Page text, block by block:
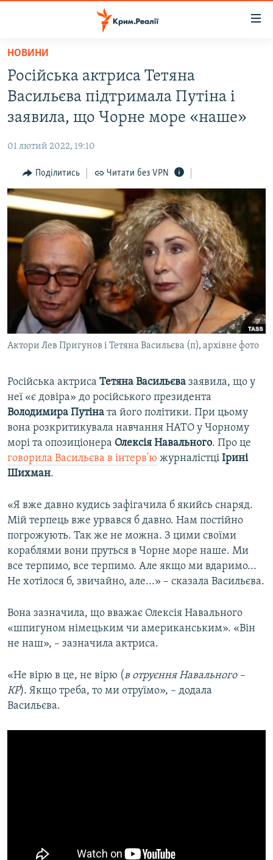
Перейти
основного
матеріалу
до
основної
Перейти
до
пошуку
БЛОГИ
ПОГЛЯД
ІНТЕРВ'Ю
ВСЕ ЗА ДЕНЬ
СПЕЦПРОЕКТИ
ДЕПОРТАЦІЯ
ВІДЕОУРОКИ «ELIFBE»
СВІДЧЕННЯ ОКУПАЦІЇ
УКРАЇНСЬКА ПРОБЛЕМА КРИМУ
ІНФОГРАФІКА
ЯК ОБІЙТИ БЛОКУВАННЯ
Русский
Qırımtatar
ДОЛУЧАЙСЯ!
Усі сайти RFE/RL
НОВИНИ
Російська актриса Тетяна
Васильєва підтримала Путіна і
заявила, що Чорне море «наше»
01 лютий 2022, 19:10
Поділитись Читати без VPN
Актори Лев Пригунов і Тетяна Васильєва (п), архівне фото
Російська актриса Тетяна Васильєва заявила, що у
неї «є довіра» до російського президента
Володимира Путіна та його політики. При цьому
вона розкритикувала навчання НАТО у Чорному
морі та опозиціонера Олексія Навального. Про це
говорила Васильєва в інтерв'ю журналістці Ірині
Шихман.
«Я вже давно кудись зафігачила б якийсь снаряд.
Мій терпець вже урвався б давно. Нам постійно
погрожують. Так же не можна. З цими своїми
кораблями вони пруться в Чорне море наше. Ми
все терпимо, все терпимо. Але якщо ми вдаримо...
Не хотілося б, звичайно, але...» – сказала Васильєва.
Вона зазначила, що вважає Олексія Навального
«шпигуном німецьким чи американським». «Він
не наш», – зазначила актриса.
«Не вірю в це, не вірю (в отруєння Навального –
КР). Якщо треба, то ми отруїмо», – додала
Васильєва.